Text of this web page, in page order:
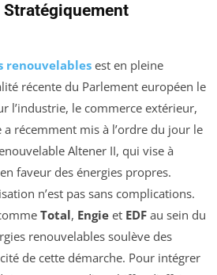
renouvelables est en pleine
récente du Parlement européen le
l’industrie, le commerce extérieur,
a récemment mis à l’ordre du jour le
Altener II, qui vise à
faveur des énergies propres.
n’est pas sans complications.
Total, Engie et EDF au sein du
renouvelables soulève des
de cette démarche. Pour intégrer